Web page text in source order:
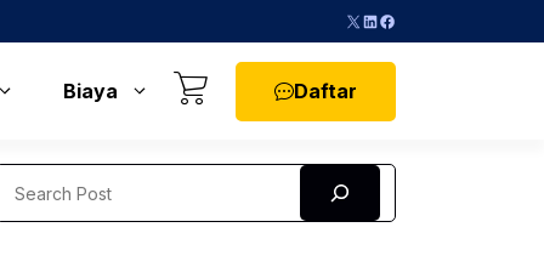
X LinkedIn
Facebook
Biaya Daftar